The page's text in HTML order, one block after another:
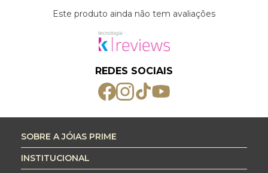
Este produto ainda não tem avaliações
REDES SOCIAIS
SOBRE A JÓIAS PRIME
INSTITUCIONAL